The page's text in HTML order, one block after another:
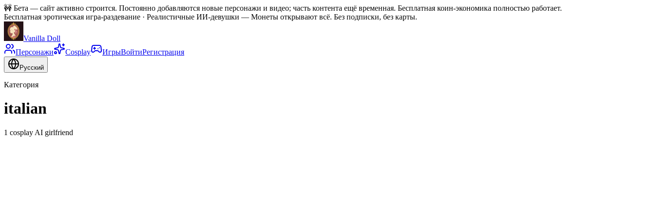
🚧 Бета — сайт активно строится. Постоянно добавляются новые персонажи и видео; часть контента ещё временная. Бесплатная коин-экономика полностью работает.
Бесплатная эротическая игра-раздевание · Реалистичные ИИ-девушки — Монеты открывают всё. Без подписки, без карты.
Vanilla Doll
Персонажи
Cosplay ИгрыВойтиРегистрация
Русский
Категория
italian
1 cosplay AI girlfriend